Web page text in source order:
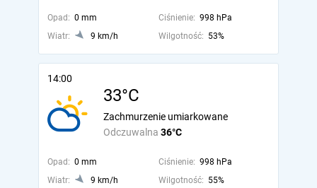
Opad: 0 mm Ciśnienie: 998 hPa
Wiatr:
9 km/h Wilgotność: 53%
14:00
33°C
Odczuwalna 36°C
Zachmurzenie umiarkowane
Opad: 0 mm Ciśnienie: 998 hPa
Wiatr:
9 km/h Wilgotność: 55%